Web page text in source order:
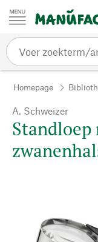
Passer au contenu
Homepage
A. Schweizer